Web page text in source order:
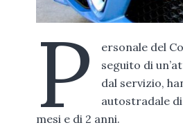
P ersonale del
seguito di
dal servizio,
autostradale
mesi e di 2 anni.